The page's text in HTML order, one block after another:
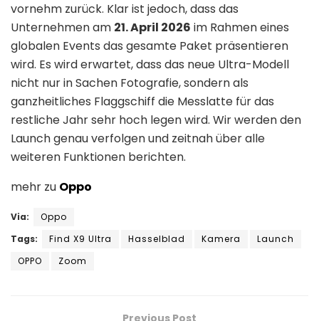
vornehm zurück. Klar ist jedoch, dass das
Unternehmen am 21. April 2026 im Rahmen eines
globalen Events das gesamte Paket präsentieren
wird. Es wird erwartet, dass das neue Ultra-Modell
nicht nur in Sachen Fotografie, sondern als
ganzheitliches Flaggschiff die Messlatte für das
restliche Jahr sehr hoch legen wird. Wir werden den
Launch genau verfolgen und zeitnah über alle
weiteren Funktionen berichten.
mehr zu Oppo
Via:
Oppo
Tags:
Find X9 Ultra Hasselblad Kamera
Launch
OPPO
Zoom